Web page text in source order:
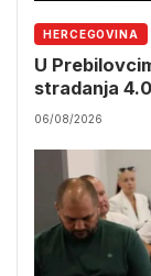
HERCEGOVINA
U
stradanja
06/08/2026